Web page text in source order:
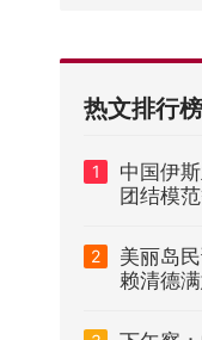
热文排行榜
1
中国伊
团结模
2
美丽岛
赖清德